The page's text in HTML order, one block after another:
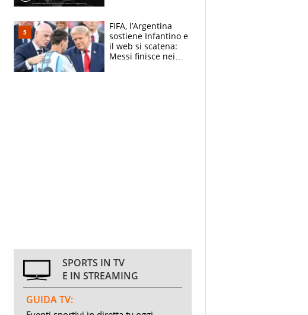
FIFA, l’Argentina
sostiene Infantino e
il web si scatena:
Messi finisce nei
SPORTS IN TV
E IN STREAMING
GUIDA TV: